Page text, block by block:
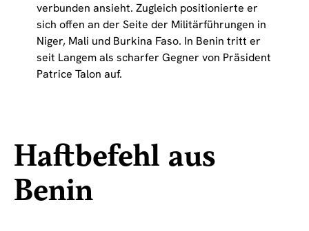
verbunden ansieht. Zugleich positionierte er
sich offen an der Seite der Militärführungen in
Niger, Mali und Burkina Faso. In Benin tritt er
seit Langem als scharfer Gegner von Präsident
Patrice Talon auf.
Haftbefehl aus
Benin